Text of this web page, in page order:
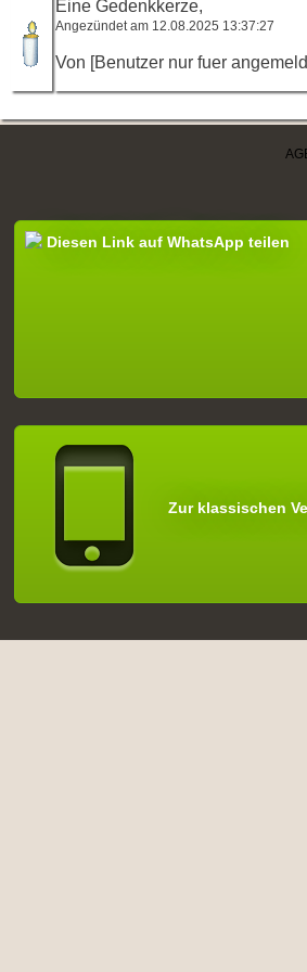
Eine Gedenkkerze,
Angezündet am 12.08.2025 13:37:27
Von [Benutzer nur fuer
Diesen Link auf WhatsApp teilen
Zur klassischen